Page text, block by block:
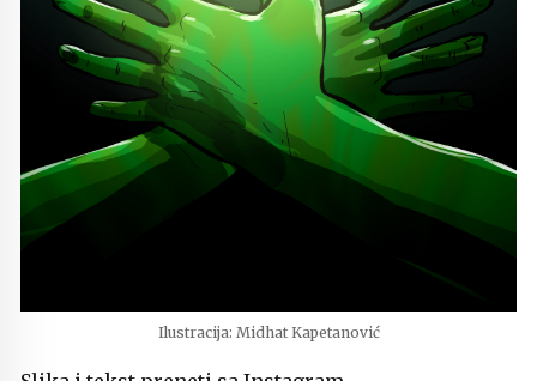
Ilustracija: Midhat Kapetanović